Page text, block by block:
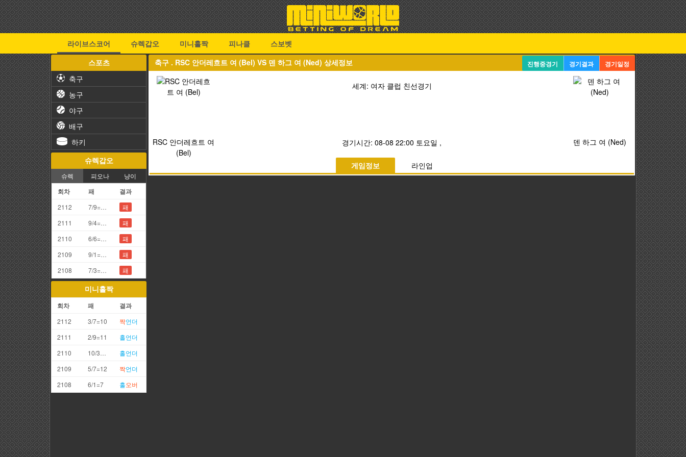
라이브스코어 슈렉갑오 미니홀짝 피나클
스보벳
스포츠
축구
농구
야구
배구
하키
슈렉갑오
슈렉 피오나 냥이
회차 패 결과
2112 7/9=6끗
패
2111
9/4=3끗
패
2110
6/6=2끗
패
2109
9/1=0끗(망통)
패
2108
7/3=0끗(망통) 패
미니홀짝
회차 패 결과
2112 3/7=10 짝언더
2111
2/9=11 홀언더
2110
10/3=13 홀언더
2109
5/7=12 짝언더
2108
6/1=7 홀오버
축구 . RSC 안더레흐트 여 (Bel) VS 덴 하그 여 (Ned) 상세정보 진행중경기 경기결과 경기일정
RSC 안더레흐트 여
(Bel)
세계: 여자 클럽 친선경기
경기시간:08-08 22:00 토요일 , 덴 하그 여 (Ned)
게임정보 라인업